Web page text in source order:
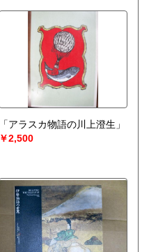
「アラスカ物語の川上澄生」
￥2,500